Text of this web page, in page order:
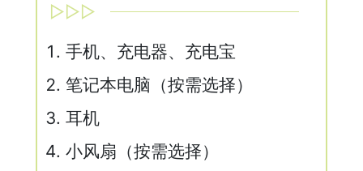
▷▷▷
手机、充电器、充电宝
笔记本电脑（按需选择）
耳机
小风扇（按需选择）